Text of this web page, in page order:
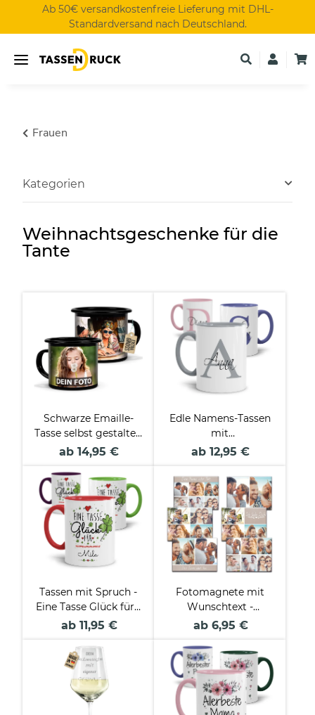
Ab 50€ versandkostenfreie Lieferung mit DHL-
Standardversand nach Deutschland.
Frauen
Weihnachtsgeschenke für die
Tante
Schwarze Emaille-
Tasse selbst gestalten
- verschiedene
ab 14,95 €
Edle Namens-Tassen
mit
Anfangsbuchstabe
ab 12,95 €
Tassen mit Spruch -
Eine Tasse Glück für -
mit Name beschriften
ab 11,95 €
Fotomagnete mit
Wunschtext -
verschiedene
ab 6,95 €
Kategorien